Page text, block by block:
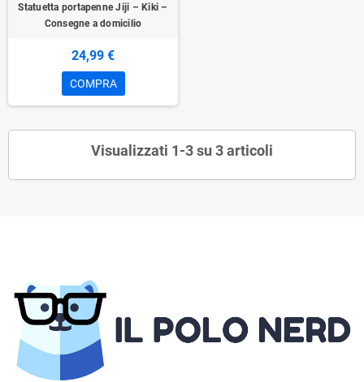
Statuetta portapenne Jiji – Kiki –
Consegne a domicilio
24,99 €
COMPRA
Visualizzati 1-3 su 3 articoli